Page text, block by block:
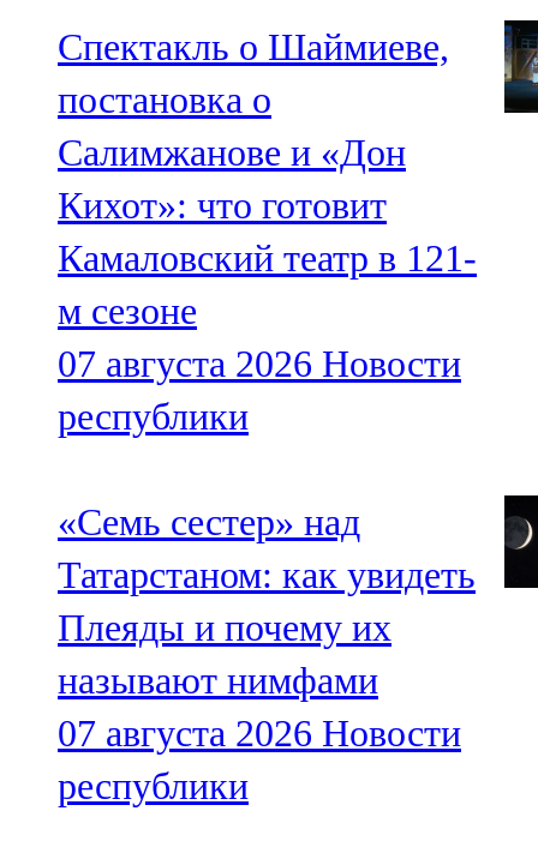
Спектакль о Шаймиеве,
постановка о
Салимжанове и «Дон
Кихот»: что готовит
Камаловский театр в 121-
м сезоне
07 августа 2026 Новости
республики
«Семь сестер» над
Татарстаном: как увидеть
Плеяды и почему их
называют нимфами
07 августа 2026 Новости
республики